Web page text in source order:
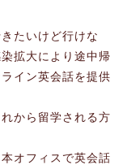
たいけど行けな
拡大により途中帰
イン英会話を提供
から留学される方
オフィスで英会話